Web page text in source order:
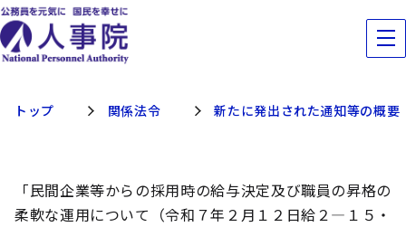
トップ 関係法令 新たに発出された通知等の概要
「民間企業等からの採用時の給与決定及び職員の昇格の
柔軟な運用について（令和７年２月１２日給２―１５・